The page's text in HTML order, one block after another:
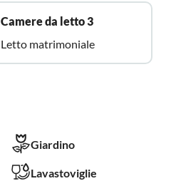
Camere da letto 3
Letto matrimoniale
Giardino
Lavastoviglie